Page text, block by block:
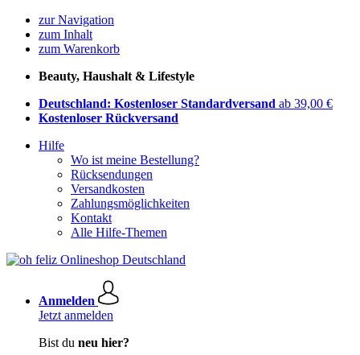
zur Navigation
zum Inhalt
zum Warenkorb
Beauty, Haushalt & Lifestyle
Deutschland: Kostenloser Standardversand ab 39,00 €
Kostenloser Rückversand
Hilfe
Wo ist meine Bestellung?
Rücksendungen
Versandkosten
Zahlungsmöglichkeiten
Kontakt
Alle Hilfe-Themen
Anmelden
Jetzt anmelden
Bist du neu hier?